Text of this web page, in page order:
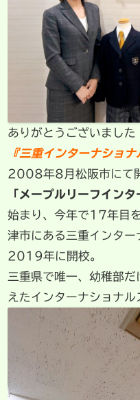
ありがとうございました
『三重インターナショナ
2008年8月松阪市にて
「メープルリーフイン
始まり、今年で17年目を
津市にある三重インター
2019年に開校。
三重県で唯一、幼稚部
えたインターナショナル